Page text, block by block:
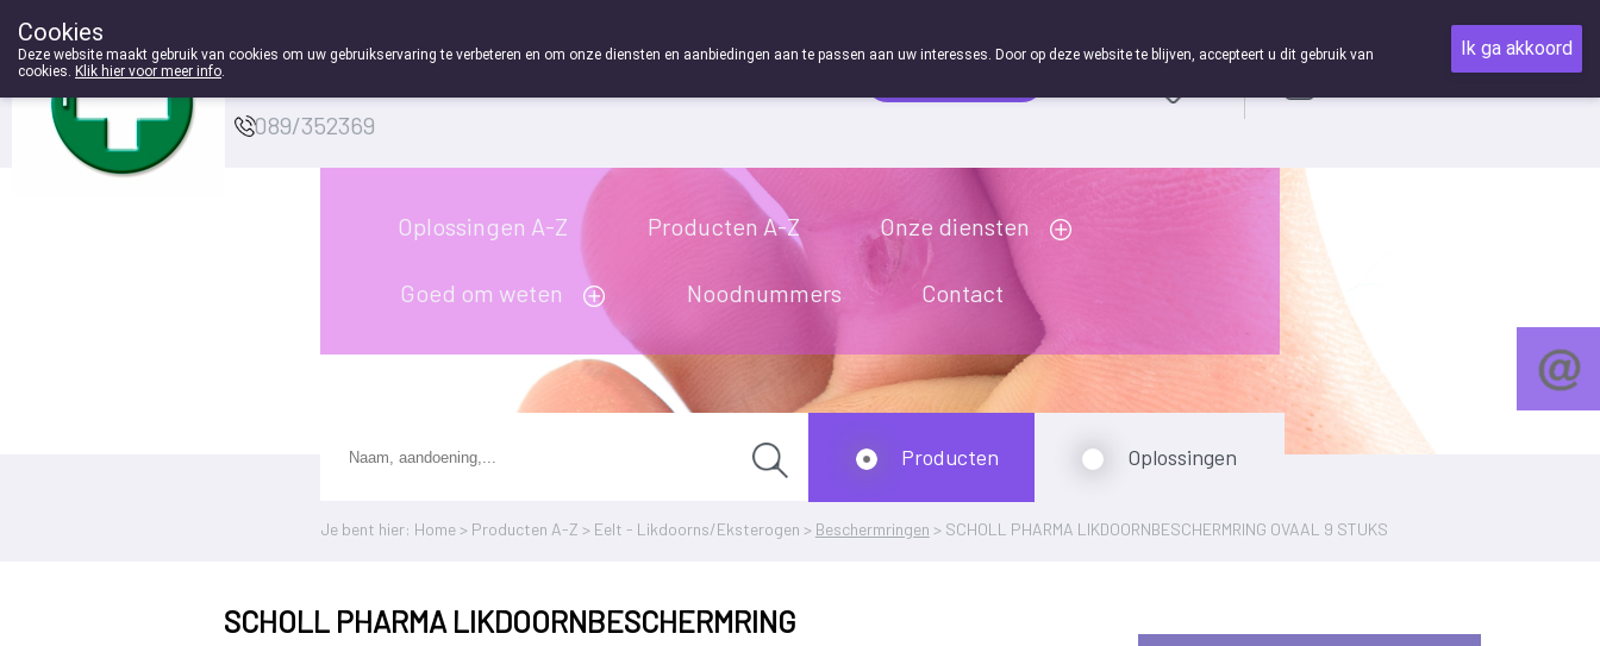
Apotheek Houben-
089/352369
Oplossingen A-Z Producten A-Z Onze diensten
Goed om weten Noodnummers Contact
Je bent hier: Home > Producten A-Z > Eelt - Likdoorns/Eksterogen > Beschermringen > SCHOLL PHARMA LIKDOORNBESCHERMRING OVAAL 9 STUKS
Producten Oplossingen
SCHOLL PHARMA LIKDOORNBESCHERMRING
Cookies
Deze website maakt gebruik van cookies om uw gebruikservaring te verbeteren en om onze diensten en aanbiedingen aan te passen aan uw interesses. Door op deze website te blijven, accepteert u dit gebruik van
cookies. Klik hier voor meer info.
Ik ga akkoord